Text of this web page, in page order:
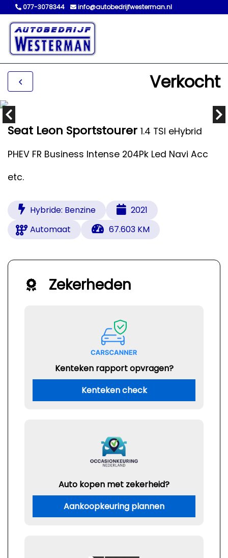
077-3078344 info@autobedrijfwesterman.nl
Verkocht
Seat Leon Sportstourer 1.4 TSI eHybrid
PHEV FR Business Intense 204Pk Led Navi Acc
etc.
Hybride: Benzine
2021
Automaat
67.603 KM
Zekerheden
Kenteken rapport opvragen?
Kenteken check
Auto kopen met zekerheid?
Aankoopkeuring plannen